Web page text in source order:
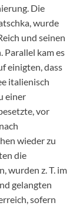
Die
wurde
und seinen
Parallel kam es
einigten, dass
italienisch
einer
vor
wieder zu
die
wurden z. T. im
gelangten
sofern